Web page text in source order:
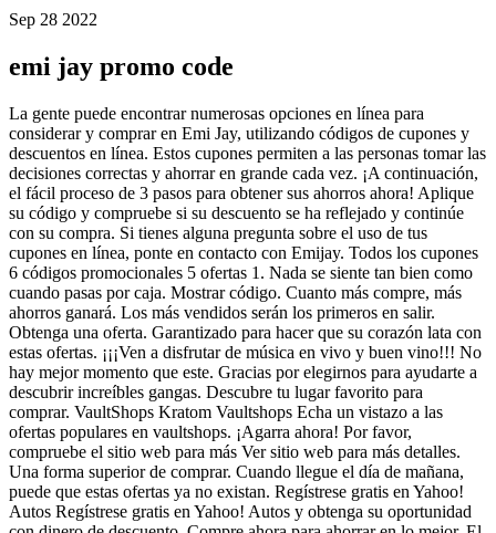
Sep 28 2022
emi jay promo code
La gente puede encontrar numerosas opciones en línea para
considerar y comprar en Emi Jay, utilizando códigos de cupones y
descuentos en línea. Estos cupones permiten a las personas tomar las
decisiones correctas y ahorrar en grande cada vez. ¡A continuación,
el fácil proceso de 3 pasos para obtener sus ahorros ahora! Aplique
su código y compruebe si su descuento se ha reflejado y continúe
con su compra. Si tienes alguna pregunta sobre el uso de tus
cupones en línea, ponte en contacto con Emijay. Todos los cupones
6 códigos promocionales 5 ofertas 1. Nada se siente tan bien como
cuando pasas por caja. Mostrar código. Cuanto más compre, más
ahorros ganará. Los más vendidos serán los primeros en salir.
Obtenga una oferta. Garantizado para hacer que su corazón lata con
estas ofertas. ¡¡¡Ven a disfrutar de música en vivo y buen vino!!! No
hay mejor momento que este. Gracias por elegirnos para ayudarte a
descubrir increíbles gangas. Descubre tu lugar favorito para
comprar. VaultShops Kratom Vaultshops Echa un vistazo a las
ofertas populares en vaultshops. ¡Agarra ahora! Por favor,
compruebe el sitio web para más Ver sitio web para más detalles.
Una forma superior de comprar. Cuando llegue el día de mañana,
puede que estas ofertas ya no existan. Regístrese gratis en Yahoo!
Autos Regístrese gratis en Yahoo! Autos y obtenga su oportunidad